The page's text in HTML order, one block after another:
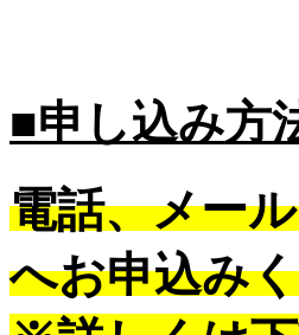
■申し込み方
電話、メー
へお申込み